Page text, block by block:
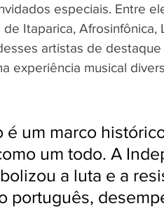
especiais. Entre
Itaparica, Afrosinfônica,
artistas de
experiência musical
um marco
um todo. A
a luta e a
português,